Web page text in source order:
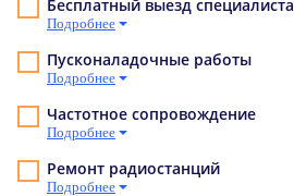
Бесплатный выезд специалиста
Подробнее
Пусконаладочные работы
Подробнее
Частотное сопровождение
Подробнее
Ремонт радиостанций
Подробнее